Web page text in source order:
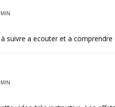
suivre a ecouter et a comprendre